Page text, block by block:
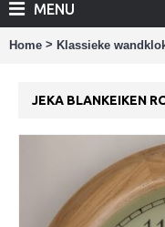
MENU
Home > Klassieke
JEKA BLANKEIKEN